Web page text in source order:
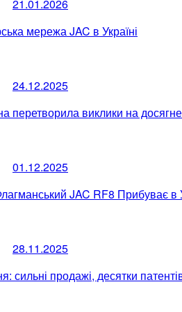
21.01.2026
мережа JAC в Україні
24.12.2025
перетворила виклики на
01.12.2025
JAC RF8 Прибуває в
28.11.2025
сильні продажі, десятки